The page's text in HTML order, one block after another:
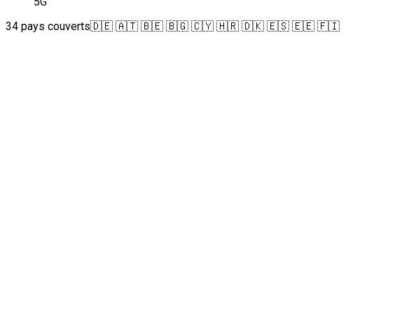
34 pays couverts🇩🇪 🇦🇹 🇧🇪 🇧🇬 🇨🇾 🇭🇷 🇩🇰 🇪🇸 🇪🇪 🇫🇮